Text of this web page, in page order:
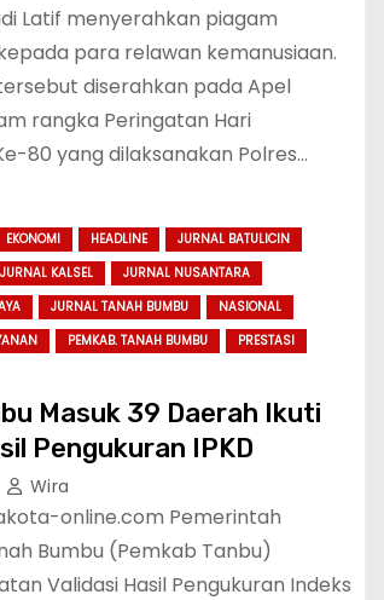
Latif menyerahkan piagam
para relawan kemanusiaan.
diserahkan pada Apel
rangka Peringatan Hari
80 yang dilaksanakan Polres…
EKONOMI HEADLINE
JURNAL BATULICIN
JURNAL KALSEL
JURNAL NUSANTARA
JURNAL TANAH BUMBU
NASIONAL
PEMKAB. TANAH BUMBU
PRESTASI
Masuk 39 Daerah Ikuti
Pengukuran IPKD
Wira
online.com Pemerintah
Bumbu (Pemkab Tanbu)
Validasi Hasil Pengukuran Indeks